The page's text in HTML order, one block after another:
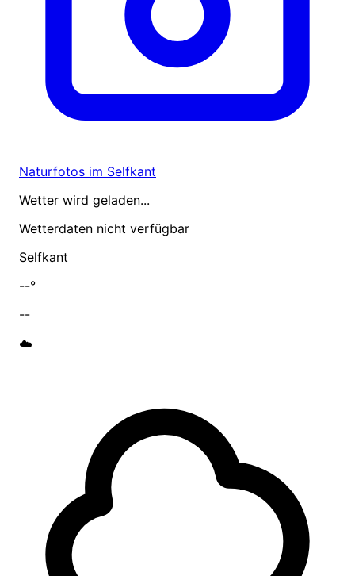
Naturfotos im Selfkant
Wetter wird geladen...
Wetterdaten nicht verfügbar
Selfkant
--°
--
☁️